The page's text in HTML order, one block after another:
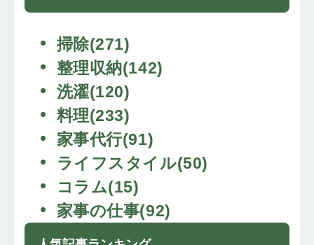
掃除(271)
整理収納(142)
洗濯(120)
料理(233)
家事代行(91)
ライフスタイル(50)
コラム(15)
家事の仕事(92)